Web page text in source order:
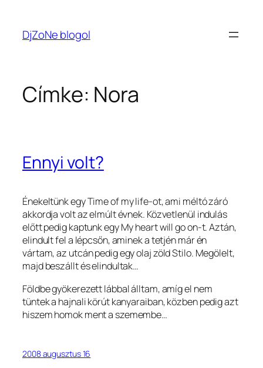
tartalomhoz
DjZoNe blogol
Címke: Nora
Ennyi volt?
Énekeltünk egy Time of my life-ot, ami méltó záró
akkordja volt az elmúlt évnek. Közvetlenül indulás
előtt pedig kaptunk egy My heart will go on-t. Aztán,
elindult fel a lépcsőn, aminek a tetjén már én
vártam, az utcán pedig egy olaj zöld Stilo. Megölelt,
majd beszállt és elindultak…
Földbe gyökerezett lábbal álltam, amíg el nem
tüntek a hajnali körút kanyaraiban, közben pedig azt
hiszem homok ment a szemembe…
2008 augusztus 16